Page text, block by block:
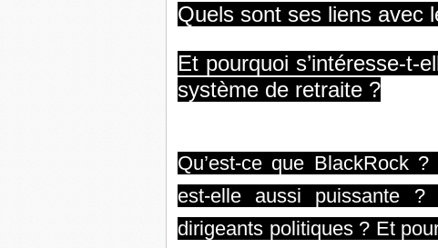
Quels sont ses liens avec
Et pourquoi s’intéresse-t-
système de retraite ?
Qu’est-ce que BlackRock
est-elle aussi puissante
dirigeants politiques ? Et